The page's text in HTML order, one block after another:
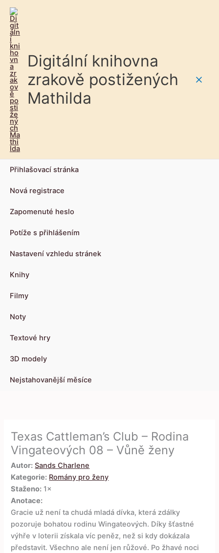
Digitální knihovna
zrakově postižených
Mathilda
Přihlašovací stránka
Nová registrace
Zapomenuté heslo
Potíže s přihlášením
Nastavení vzhledu stránek
Knihy
Filmy
Noty
Textové hry
3D modely
Nejstahovanější měsíce
Texas Cattleman’s Club – Rodina
Vingateových 08 – Vůně ženy
Autor: Sands Charlene
Kategorie: Romány pro ženy
Staženo: 1×
Anotace:
Gracie už není ta chudá mladá dívka, která zdálky
pozoruje bohatou rodinu Wingateových. Díky šťastné
výhře v loterii získala víc peněz, než si kdy dokázala
představit. Všechno ale není jen růžové. Po žhavé noci